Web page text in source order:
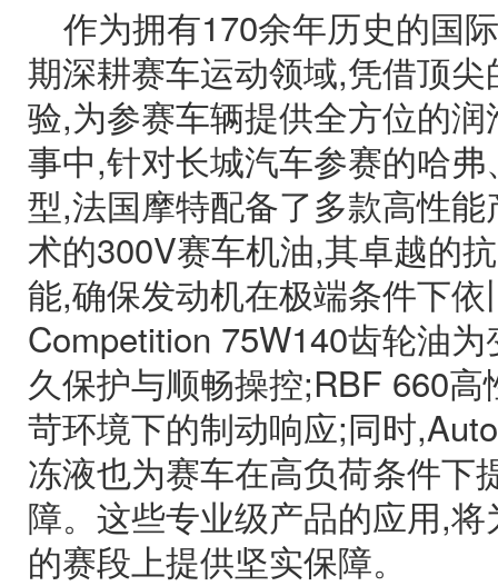
作为拥有170余年历史的国
期深耕赛车运动领域,凭借顶
验,为参赛车辆提供全方位的
事中,针对长城汽车参赛的哈
型,法国摩特配备了多款高性
术的300V赛车机油,其卓越的
能,确保发动机在极端条件下
Competition 75W140齿轮油
久保护与顺畅操控;RBF 660
苛环境下的制动响应;同时
冻液也为赛车在高负荷条件下
障。这些专业级产品的应用,
的赛段上提供坚实保障。